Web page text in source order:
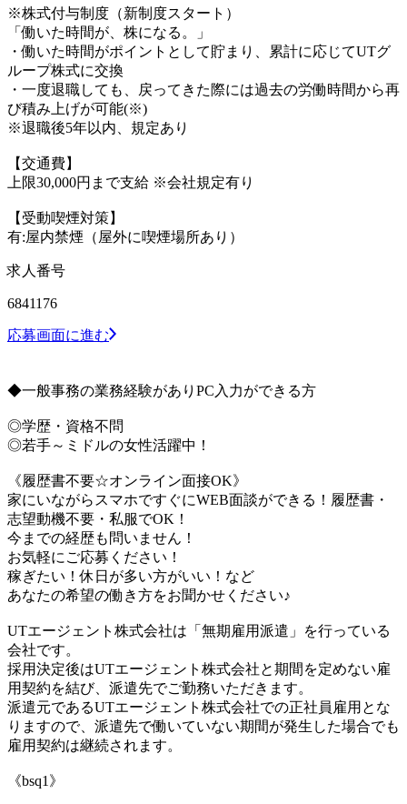
※株式付与制度（新制度スタート）
「働いた時間が、株になる。」
・働いた時間がポイントとして貯まり、累計に応じてUTグ
ループ株式に交換
・一度退職しても、戻ってきた際には過去の労働時間から再
び積み上げが可能(※)
※退職後5年以内、規定あり
【交通費】
上限30,000円まで支給 ※会社規定有り
【受動喫煙対策】
有:屋内禁煙（屋外に喫煙場所あり）
求人番号
6841176
応募画面に進む
◆一般事務の業務経験がありPC入力ができる方
◎学歴・資格不問
◎若手～ミドルの女性活躍中！
《履歴書不要☆オンライン面接OK》
家にいながらスマホですぐにWEB面談ができる！履歴書・
志望動機不要・私服でOK！
今までの経歴も問いません！
お気軽にご応募ください！
稼ぎたい！休日が多い方がいい！など
あなたの希望の働き方をお聞かせください♪
UTエージェント株式会社は「無期雇用派遣」を行っている
会社です。
採用決定後はUTエージェント株式会社と期間を定めない雇
用契約を結び、派遣先でご勤務いただきます。
派遣元であるUTエージェント株式会社での正社員雇用とな
りますので、派遣先で働いていない期間が発生した場合でも
雇用契約は継続されます。
《bsq1》